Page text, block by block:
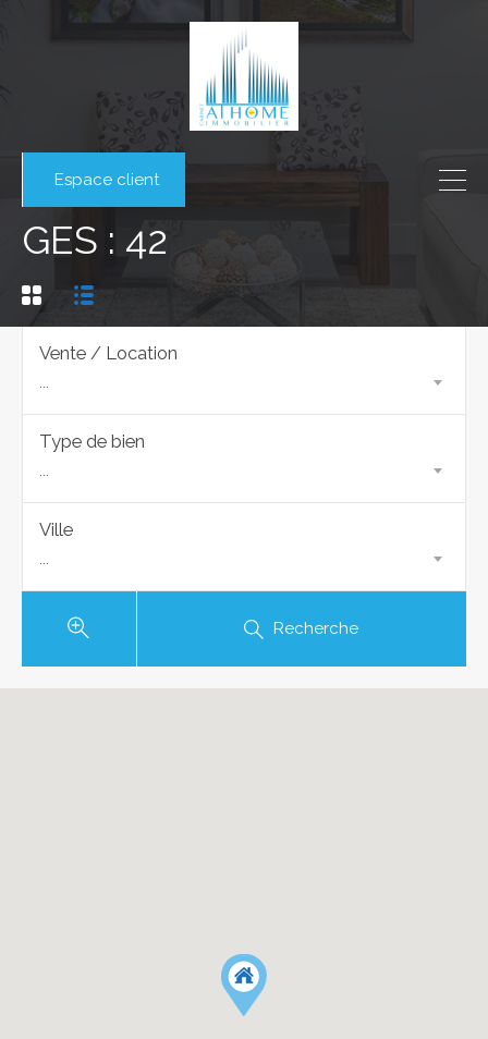
Espace client
GES : 42
Vente / Location
...
Type de bien
...
Ville
...
Recherche